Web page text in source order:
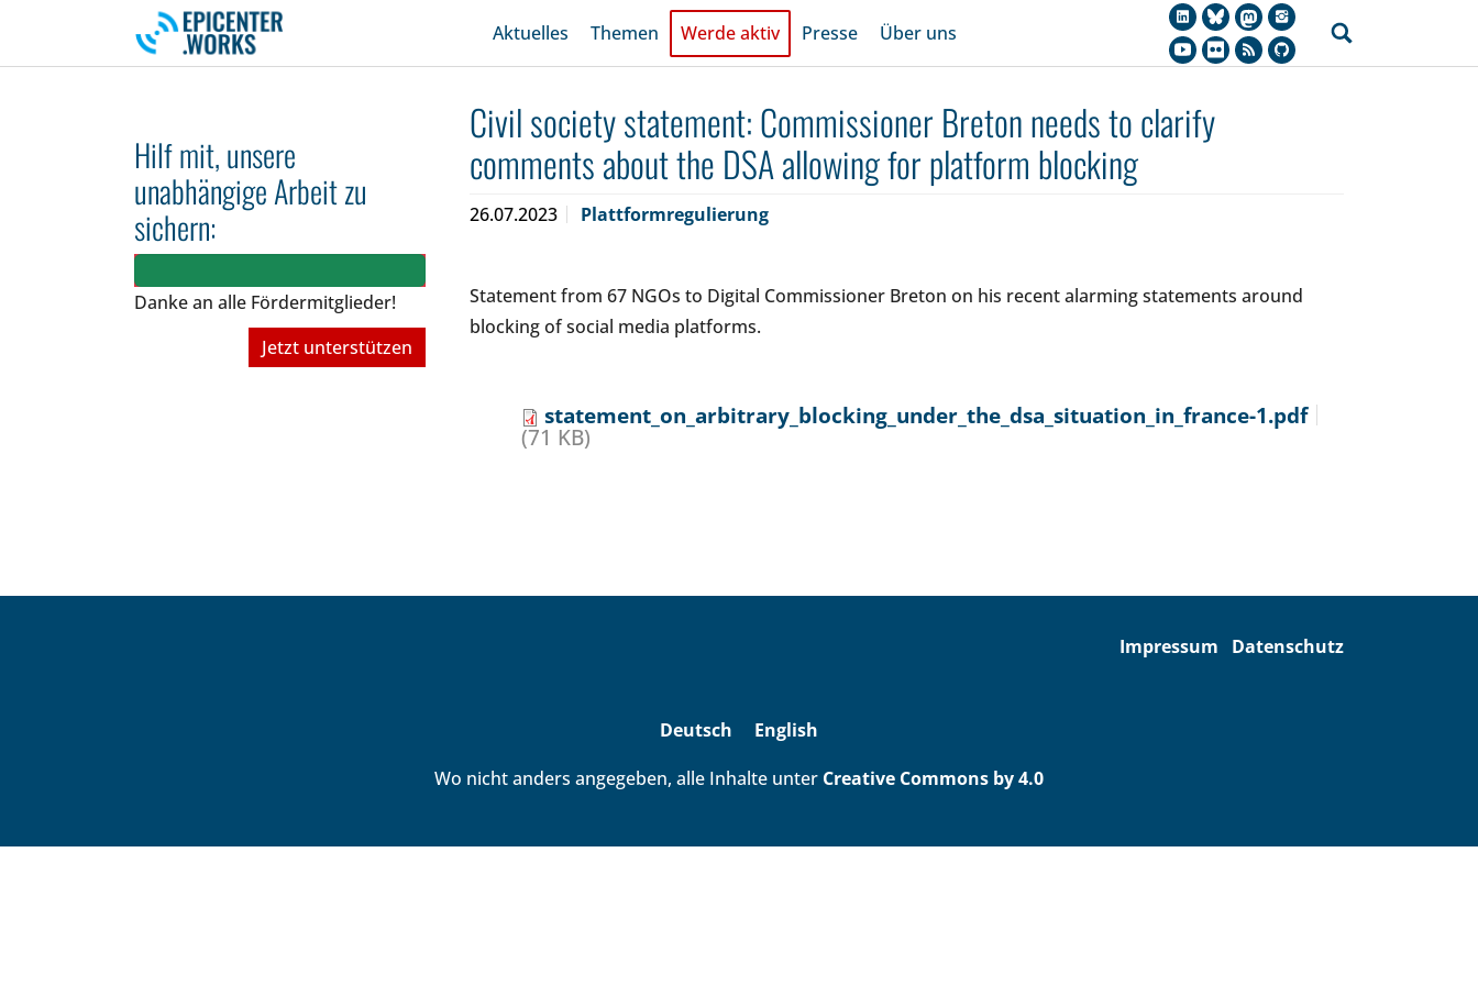
Skip to main navigation
Skip to main content
Skip to page footer
Aktuelles Themen Werde aktiv Presse Über uns
Hilf mit, unsere
unabhängige Arbeit zu
sichern:
Danke an alle Fördermitglieder!
Jetzt unterstützen
Civil society statement: Commissioner Breton needs to clarify
comments about the DSA allowing for platform blocking
26.07.2023 Plattformregulierung
Statement from 67 NGOs to Digital Commissioner Breton on his recent alarming statements around
blocking of social media platforms.
statement_on_arbitrary_blocking_under_the_dsa_situation_in_france-1.pdf
(71 KB)
Impressum Datenschutz
Deutsch
English
Wo nicht anders angegeben, alle Inhalte unter Creative Commons by 4.0